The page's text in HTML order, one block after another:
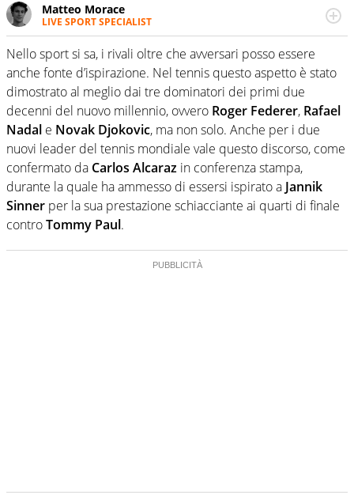
Matteo Morace
LIVE SPORT SPECIALIST
La multimedialità quale approccio personale e
professionale. Ama raccontare lo sport focalizzando ogni
attenzione sul tempo reale: la verità della dirette non
sono opinioni ma fatti
Nello sport si sa, i rivali oltre che avversari posso essere
anche fonte d’ispirazione. Nel tennis questo aspetto è stato
dimostrato al meglio dai tre dominatori dei primi due
decenni del nuovo millennio, ovvero Roger Federer, Rafael
Nadal e Novak Djokovic, ma non solo. Anche per i due
nuovi leader del tennis mondiale vale questo discorso, come
confermato da Carlos Alcaraz in conferenza stampa,
durante la quale ha ammesso di essersi ispirato a Jannik
Sinner per la sua prestazione schiacciante ai quarti di finale
controTommy Paul.